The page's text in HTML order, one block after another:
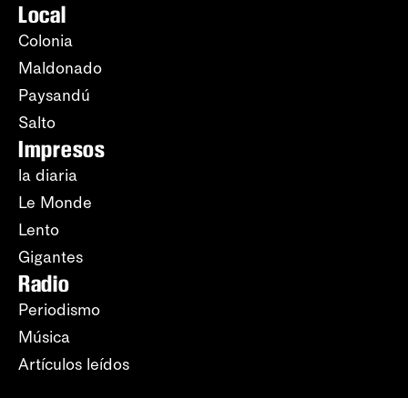
Local
Colonia
Maldonado
Paysandú
Salto
Impresos
la diaria
Le Monde
Lento
Gigantes
Radio
Periodismo
Música
Artículos leídos